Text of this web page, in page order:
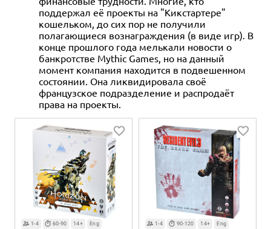
поддержал её проекты на "Кикстартере"
кошельком, до сих пор не получили
полагающиеся вознаграждения (в виде игр). В
конце прошлого года мелькали новости о
банкротстве Mythic Games, но на данный
момент компания находится в подвешенном
состоянии. Она ликвидировала своё
французское подразделение и распродаёт
права на проекты.
1-4 60-90 14+ Eng 1-4 90-120 14+ Eng